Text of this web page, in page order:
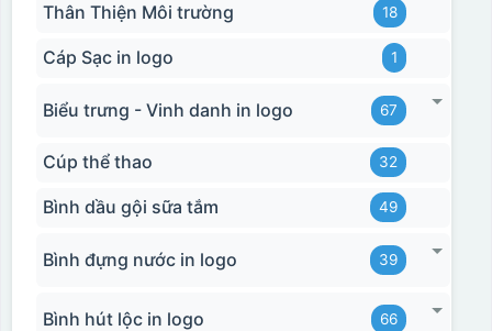
Thân Thiện Môi trường 18
Cáp Sạc in logo 1
Biểu trưng - Vinh danh in logo 67
Cúp thể thao 32
Bình dầu gội sữa tắm 49
Bình đựng nước in logo 39
Bình hút lộc in logo 66